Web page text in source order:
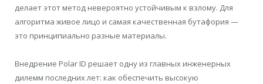
делает этот метод невероятно устойчивым к взлому. Для
алгоритма живое лицо и самая качественная бутафория —
это принципиально разные материалы.
Внедрение Polar ID решает одну из главных инженерных
дилемм последних лет: как обеспечить высокую